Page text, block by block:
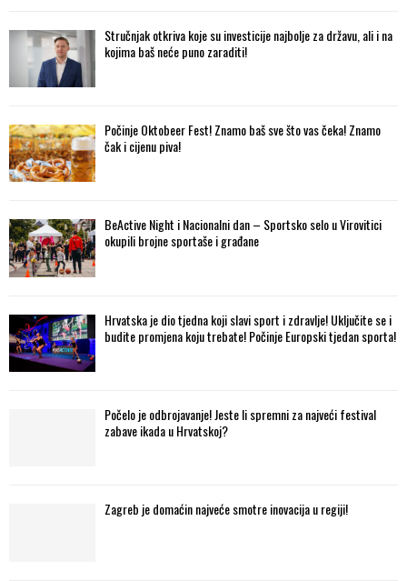
Stručnjak otkriva koje su investicije najbolje za državu, ali i na
kojima baš neće puno zaraditi!
Počinje Oktobeer Fest! Znamo baš sve što vas čeka! Znamo
čak i cijenu piva!
BeActive Night i Nacionalni dan – Sportsko selo u Virovitici
okupili brojne sportaše i građane
Hrvatska je dio tjedna koji slavi sport i zdravlje! Uključite se i
budite promjena koju trebate! Počinje Europski tjedan sporta!
Počelo je odbrojavanje! Jeste li spremni za najveći festival
zabave ikada u Hrvatskoj?
Zagreb je domaćin najveće smotre inovacija u regiji!